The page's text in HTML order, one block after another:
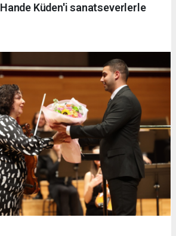
Hande Küden'i sanatseverlerle